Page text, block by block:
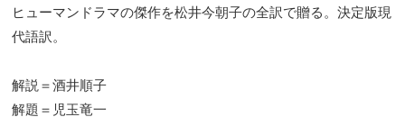
ヒューマンドラマの傑作を松井今朝子の全訳で贈る。決定版現
代語訳。
解説＝酒井順子
解題＝児玉竜一